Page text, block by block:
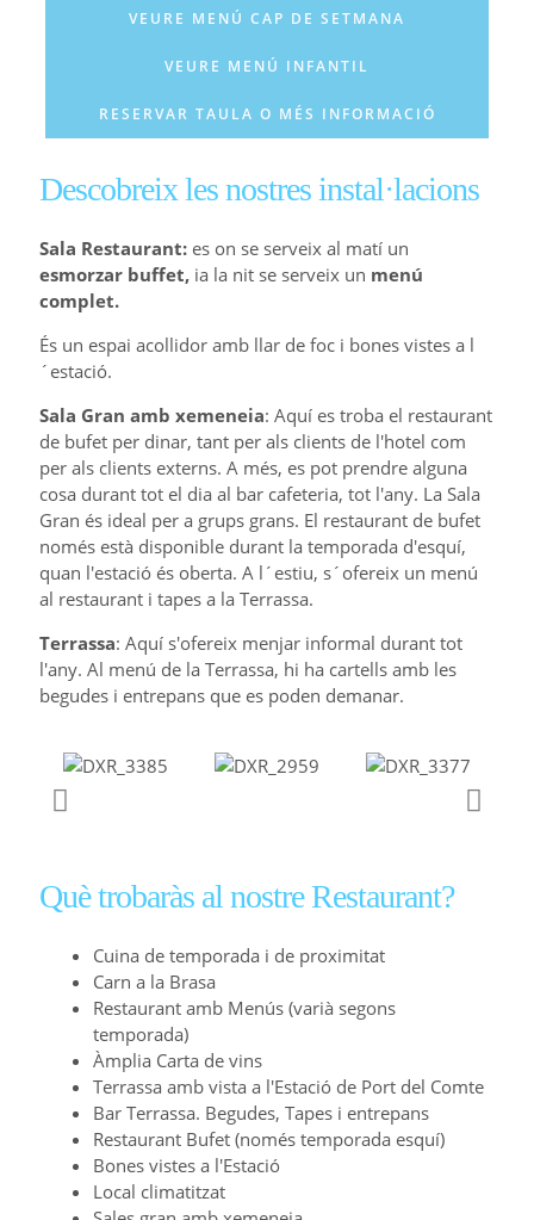
VEURE MENÚ CAP DE SETMANA
VEURE MENÚ INFANTIL
RESERVAR TAULA O MÉS INFORMACIÓ
Descobreix les nostres instal·lacions
Sala Restaurant: es on se serveix al matí un
esmorzar buffet, ia la nit se serveix un menú
complet.
És un espai acollidor amb llar de foc i bones vistes a l
´estació.
Sala Gran amb xemeneia: Aquí es troba el restaurant
de bufet per dinar, tant per als clients de l'hotel com
per als clients externs. A més, es pot prendre alguna
cosa durant tot el dia al bar cafeteria, tot l'any. La Sala
Gran és ideal per a grups grans. El restaurant de bufet
només està disponible durant la temporada d'esquí,
quan l'estació és oberta. A l´estiu, s´ofereix un menú
al restaurant i tapes a la Terrassa.
Terrassa: Aquí s'ofereix menjar informal durant tot
l'any. Al menú de la Terrassa, hi ha cartells amb les
begudes i entrepans que es poden demanar.
Què trobaràs al nostre Restaurant?
Cuina de temporada i de proximitat
Carn a la Brasa
Restaurant amb Menús (varià segons
temporada)
Àmplia Carta de vins
Terrassa amb vista a l'Estació de Port del Comte
Bar Terrassa. Begudes, Tapes i entrepans
Restaurant Bufet (només temporada esquí)
Bones vistes a l'Estació
Local climatitzat